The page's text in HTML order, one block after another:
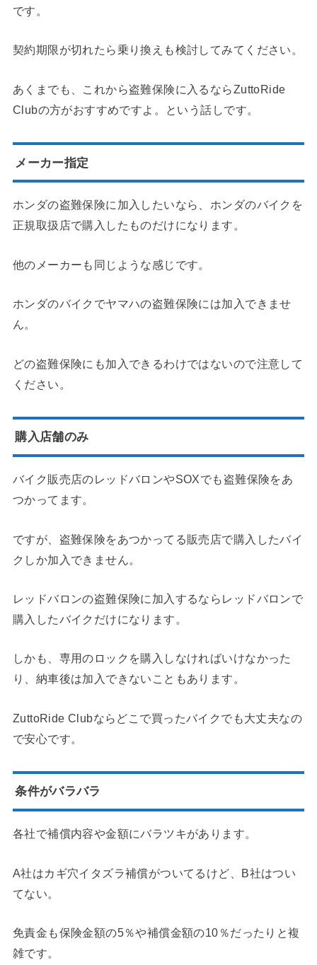
です。
契約期限が切れたら乗り換えも検討してみてください。
あくまでも、これから盗難保険に入るならZuttoRide
Clubの方がおすすめですよ。という話しです。
メーカー指定
ホンダの盗難保険に加入したいなら、ホンダのバイクを
正規取扱店で購入したものだけになります。
他のメーカーも同じような感じです。
ホンダのバイクでヤマハの盗難保険には加入できませ
ん。
どの盗難保険にも加入できるわけではないので注意して
ください。
購入店舗のみ
バイク販売店のレッドバロンやSOXでも盗難保険をあ
つかってます。
ですが、盗難保険をあつかってる販売店で購入したバイ
クしか加入できません。
レッドバロンの盗難保険に加入するならレッドバロンで
購入したバイクだけになります。
しかも、専用のロックを購入しなければいけなかった
り、納車後は加入できないこともあります。
ZuttoRide Clubならどこで買ったバイクでも大丈夫なの
で安心です。
条件がバラバラ
各社で補償内容や金額にバラツキがあります。
A社はカギ穴イタズラ補償がついてるけど、B社はつい
てない。
免責金も保険金額の5％や補償金額の10％だったりと複
雑です。